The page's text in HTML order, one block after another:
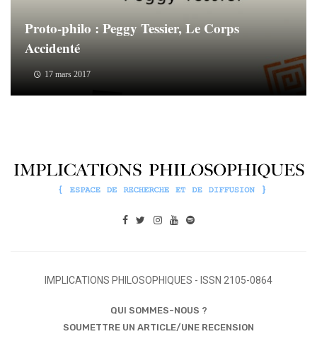
Proto-philo : Peggy Tessier, Le Corps
Accidenté
17 mars 2017
IMPLICATIONS PHILOSOPHIQUES - ISSN 2105-0864
QUI SOMMES-NOUS ?
SOUMETTRE UN ARTICLE/UNE RECENSION